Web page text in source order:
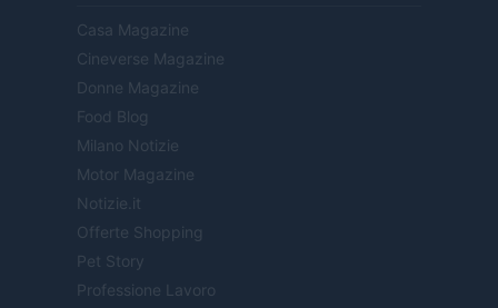
Casa Magazine
Cineverse Magazine
Donne Magazine
Food Blog
Milano Notizie
Motor Magazine
Notizie.it
Offerte Shopping
Pet Story
Professione Lavoro